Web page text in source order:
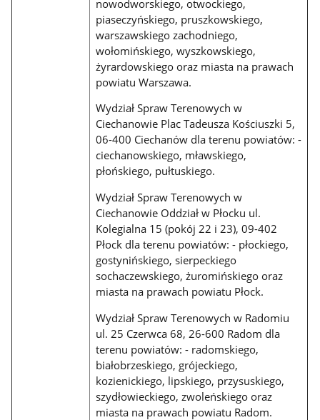
nowodworskiego, otwockiego,
piaseczyńskiego, pruszkowskiego,
warszawskiego zachodniego,
wołomińskiego, wyszkowskiego,
żyrardowskiego oraz miasta na prawach
powiatu Warszawa.
Wydział Spraw Terenowych w
Ciechanowie Plac Tadeusza Kościuszki 5,
06-400 Ciechanów dla terenu powiatów: -
ciechanowskiego, mławskiego,
płońskiego, pułtuskiego.
Wydział Spraw Terenowych w
Ciechanowie Oddział w Płocku ul.
Kolegialna 15 (pokój 22 i 23), 09-402
Płock dla terenu powiatów: - płockiego,
gostynińskiego, sierpeckiego
sochaczewskiego, żuromińskiego oraz
miasta na prawach powiatu Płock.
Wydział Spraw Terenowych w Radomiu
ul. 25 Czerwca 68, 26-600 Radom dla
terenu powiatów: - radomskiego,
białobrzeskiego, grójeckiego,
kozienickiego, lipskiego, przysuskiego,
szydłowieckiego, zwoleńskiego oraz
miasta na prawach powiatu Radom.